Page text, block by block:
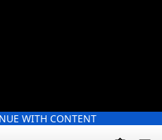
WITH CONTENT